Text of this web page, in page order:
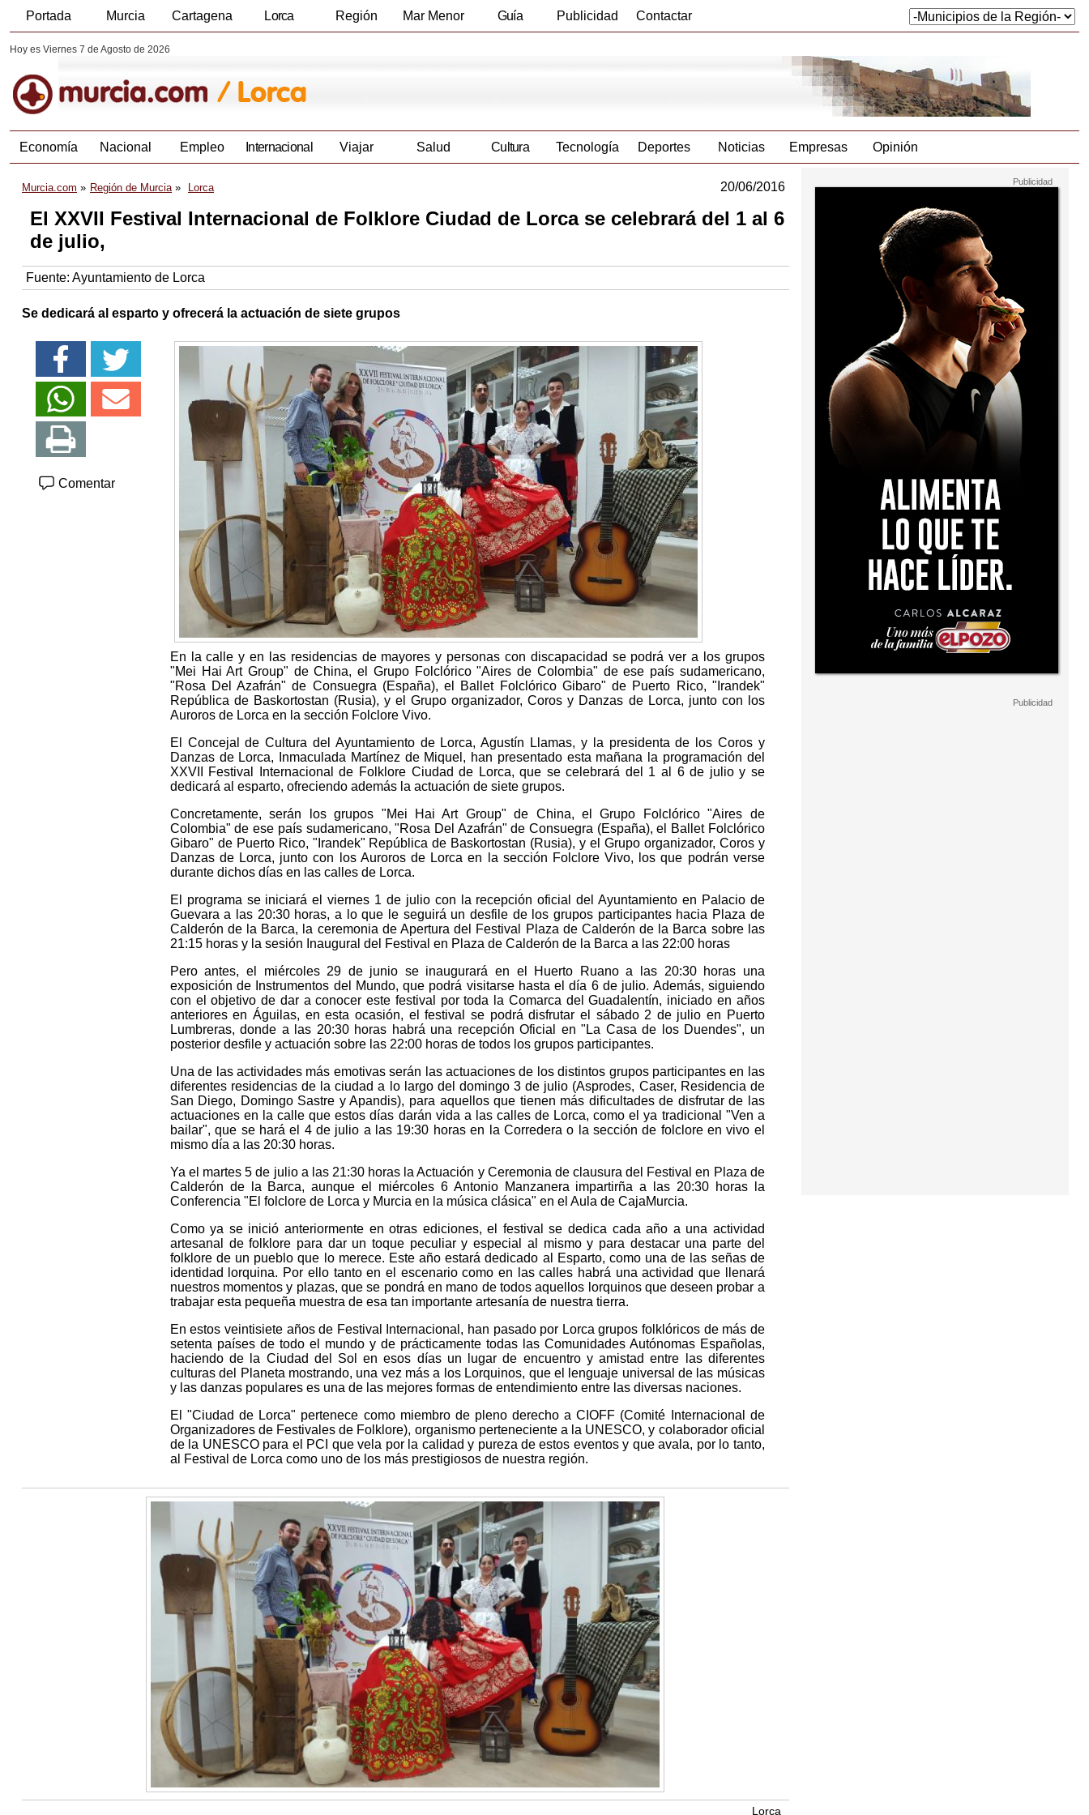
Portada Murcia Cartagena Lorca Región Mar Menor Guía Publicidad Contactar
Hoy es Viernes 7 de Agosto de 2026
Economía Nacional Empleo Internacional Viajar Salud Cultura Tecnología Deportes Noticias Empresas Opinión
Murcia.com Región de Murcia Lorca 20/06/2016
El XXVII Festival Internacional de Folklore Ciudad de Lorca se celebrará del 1 al 6
de julio,
Fuente: Ayuntamiento de Lorca
Se dedicará al esparto y ofrecerá la actuación de siete grupos
Comentar
En la calle y en las residencias de mayores y personas con discapacidad se podrá ver a los grupos
"Mei Hai Art Group" de China, el Grupo Folclórico "Aires de Colombia" de ese país sudamericano,
"Rosa Del Azafrán" de Consuegra (España), el Ballet Folclórico Gibaro" de Puerto Rico, "Irandek"
República de Baskortostan (Rusia), y el Grupo organizador, Coros y Danzas de Lorca, junto con los
Auroros de Lorca en la sección Folclore Vivo.
El Concejal de Cultura del Ayuntamiento de Lorca, Agustín Llamas, y la presidenta de los Coros y
Danzas de Lorca, Inmaculada Martínez de Miquel, han presentado esta mañana la programación del
XXVII Festival Internacional de Folklore Ciudad de Lorca, que se celebrará del 1 al 6 de julio y se
dedicará al esparto, ofreciendo además la actuación de siete grupos.
Concretamente, serán los grupos "Mei Hai Art Group" de China, el Grupo Folclórico "Aires de
Colombia" de ese país sudamericano, "Rosa Del Azafrán" de Consuegra (España), el Ballet Folclórico
Gibaro" de Puerto Rico, "Irandek" República de Baskortostan (Rusia), y el Grupo organizador, Coros y
Danzas de Lorca, junto con los Auroros de Lorca en la sección Folclore Vivo, los que podrán verse
durante dichos días en las calles de Lorca.
El programa se iniciará el viernes 1 de julio con la recepción oficial del Ayuntamiento en Palacio de
Guevara a las 20:30 horas, a lo que le seguirá un desfile de los grupos participantes hacia Plaza de
Calderón de la Barca, la ceremonia de Apertura del Festival Plaza de Calderón de la Barca sobre las
21:15 horas y la sesión Inaugural del Festival en Plaza de Calderón de la Barca a las 22:00 horas
Pero antes, el miércoles 29 de junio se inaugurará en el Huerto Ruano a las 20:30 horas una
exposición de Instrumentos del Mundo, que podrá visitarse hasta el día 6 de julio. Además, siguiendo
con el objetivo de dar a conocer este festival por toda la Comarca del Guadalentín, iniciado en años
anteriores en Águilas, en esta ocasión, el festival se podrá disfrutar el sábado 2 de julio en Puerto
Lumbreras, donde a las 20:30 horas habrá una recepción Oficial en "La Casa de los Duendes", un
posterior desfile y actuación sobre las 22:00 horas de todos los grupos participantes.
Una de las actividades más emotivas serán las actuaciones de los distintos grupos participantes en las
diferentes residencias de la ciudad a lo largo del domingo 3 de julio (Asprodes, Caser, Residencia de
San Diego, Domingo Sastre y Apandis), para aquellos que tienen más dificultades de disfrutar de las
actuaciones en la calle que estos días darán vida a las calles de Lorca, como el ya tradicional "Ven a
bailar", que se hará el 4 de julio a las 19:30 horas en la Corredera o la sección de folclore en vivo el
mismo día a las 20:30 horas.
Ya el martes 5 de julio a las 21:30 horas la Actuación y Ceremonia de clausura del Festival en Plaza de
Calderón de la Barca, aunque el miércoles 6 Antonio Manzanera impartirña a las 20:30 horas la
Conferencia "El folclore de Lorca y Murcia en la música clásica" en el Aula de CajaMurcia.
Como ya se inició anteriormente en otras ediciones, el festival se dedica cada año a una actividad
artesanal de folklore para dar un toque peculiar y especial al mismo y para destacar una parte del
folklore de un pueblo que lo merece. Este año estará dedicado al Esparto, como una de las señas de
identidad lorquina. Por ello tanto en el escenario como en las calles habrá una actividad que llenará
nuestros momentos y plazas, que se pondrá en mano de todos aquellos lorquinos que deseen probar a
trabajar esta pequeña muestra de esa tan importante artesanía de nuestra tierra.
En estos veintisiete años de Festival Internacional, han pasado por Lorca grupos folklóricos de más de
setenta países de todo el mundo y de prácticamente todas las Comunidades Autónomas Españolas,
haciendo de la Ciudad del Sol en esos días un lugar de encuentro y amistad entre las diferentes
culturas del Planeta mostrando, una vez más a los Lorquinos, que el lenguaje universal de las músicas
y las danzas populares es una de las mejores formas de entendimiento entre las diversas naciones.
El "Ciudad de Lorca" pertenece como miembro de pleno derecho a CIOFF (Comité Internacional de
Organizadores de Festivales de Folklore), organismo perteneciente a la UNESCO, y colaborador oficial
de la UNESCO para el PCI que vela por la calidad y pureza de estos eventos y que avala, por lo tanto,
al Festival de Lorca como uno de los más prestigiosos de nuestra región.
Lorca